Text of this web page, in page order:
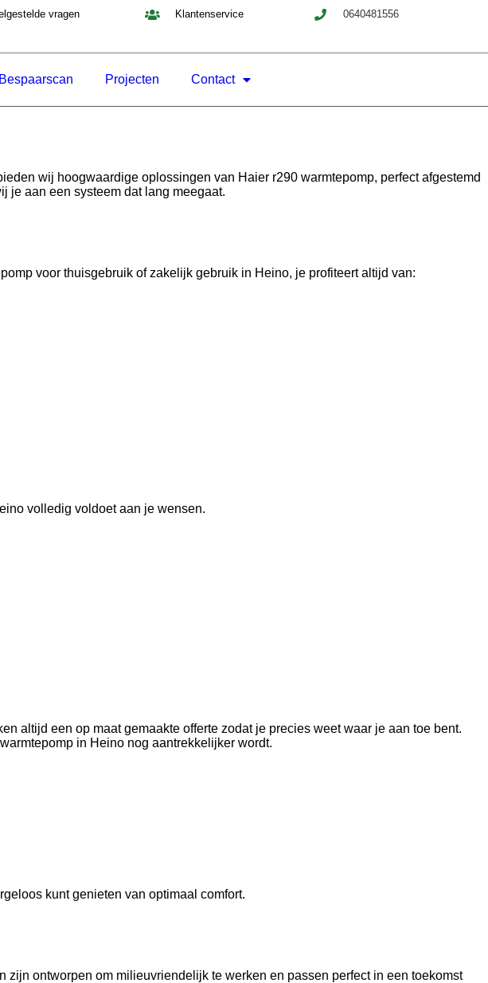
vragen Klantenservice 0640481556
Bespaarscan Projecten Contact
wij hoogwaardige oplossingen van Haier r290 warmtepomp, perfect afgestemd
je aan een systeem dat lang meegaat.
voor thuisgebruik of zakelijk gebruik in Heino, je profiteert altijd van:
volledig voldoet aan je wensen.
altijd een op maat gemaakte offerte zodat je precies weet waar je aan toe bent.
in Heino nog aantrekkelijker wordt.
kunt genieten van optimaal comfort.
ontworpen om milieuvriendelijk te werken en passen perfect in een toekomst